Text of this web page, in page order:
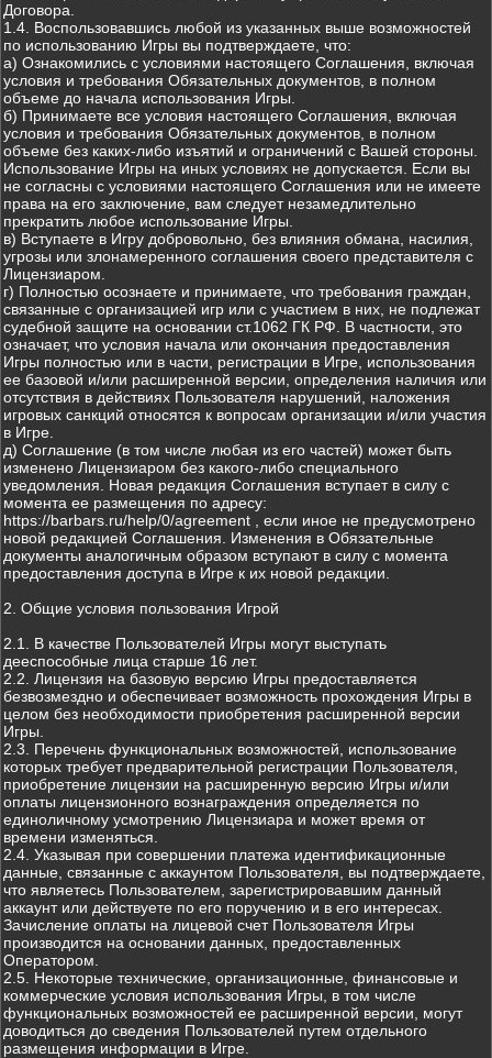
Договора.
1.4. Воспользовавшись любой из указанных выше возможностей
по использованию Игры вы подтверждаете, что:
а) Ознакомились с условиями настоящего Соглашения, включая
условия и требования Обязательных документов, в полном
объеме до начала использования Игры.
б) Принимаете все условия настоящего Соглашения, включая
условия и требования Обязательных документов, в полном
объеме без каких-либо изъятий и ограничений с Вашей стороны.
Использование Игры на иных условиях не допускается. Если вы
не согласны с условиями настоящего Соглашения или не имеете
права на его заключение, вам следует незамедлительно
прекратить любое использование Игры.
в) Вступаете в Игру добровольно, без влияния обмана, насилия,
угрозы или злонамеренного соглашения своего представителя с
Лицензиаром.
г) Полностью осознаете и принимаете, что требования граждан,
связанные с организацией игр или с участием в них, не подлежат
судебной защите на основании ст.1062 ГК РФ. В частности, это
означает, что условия начала или окончания предоставления
Игры полностью или в части, регистрации в Игре, использования
ее базовой и/или расширенной версии, определения наличия или
отсутствия в действиях Пользователя нарушений, наложения
игровых санкций относятся к вопросам организации и/или участия
в Игре.
д) Соглашение (в том числе любая из его частей) может быть
изменено Лицензиаром без какого-либо специального
уведомления. Новая редакция Соглашения вступает в силу с
момента ее размещения по адресу:
https://barbars.ru/help/0/agreement , если иное не предусмотрено
новой редакцией Соглашения. Изменения в Обязательные
документы аналогичным образом вступают в силу с момента
предоставления доступа в Игре к их новой редакции.
2. Общие условия пользования Игрой
2.1. В качестве Пользователей Игры могут выступать
дееспособные лица старше 16 лет.
2.2. Лицензия на базовую версию Игры предоставляется
безвозмездно и обеспечивает возможность прохождения Игры в
целом без необходимости приобретения расширенной версии
Игры.
2.3. Перечень функциональных возможностей, использование
которых требует предварительной регистрации Пользователя,
приобретение лицензии на расширенную версию Игры и/или
оплаты лицензионного вознаграждения определяется по
единоличному усмотрению Лицензиара и может время от
времени изменяться.
2.4. Указывая при совершении платежа идентификационные
данные, связанные с аккаунтом Пользователя, вы подтверждаете,
что являетесь Пользователем, зарегистрировавшим данный
аккаунт или действуете по его поручению и в его интересах.
Зачисление оплаты на лицевой счет Пользователя Игры
производится на основании данных, предоставленных
Оператором.
2.5. Некоторые технические, организационные, финансовые и
коммерческие условия использования Игры, в том числе
функциональных возможностей ее расширенной версии, могут
доводиться до сведения Пользователей путем отдельного
размещения информации в Игре.